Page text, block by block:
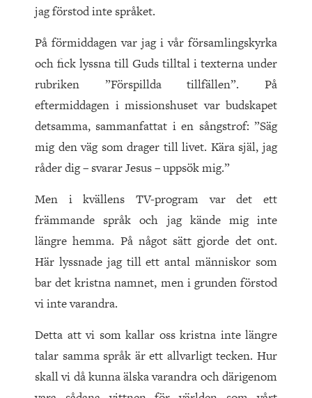
jag förstod inte språket.
På förmiddagen var jag i vår församlingskyrka
och fick lyssna till Guds tilltal i texterna under
rubriken ”Förspillda tillfällen”. På
eftermiddagen i missionshuset var budskapet
detsamma, sammanfattat i en sångstrof: ”Säg
mig den väg som drager till livet. Kära själ, jag
råder dig – svarar Jesus – uppsök mig.”
Men i kvällens TV-program var det ett
främmande språk och jag kände mig inte
längre hemma. På något sätt gjorde det ont.
Här lyssnade jag till ett antal människor som
bar det kristna namnet, men i grunden förstod
vi inte varandra.
Detta att vi som kallar oss kristna inte längre
talar samma språk är ett allvarligt tecken. Hur
skall vi då kunna älska varandra och därigenom